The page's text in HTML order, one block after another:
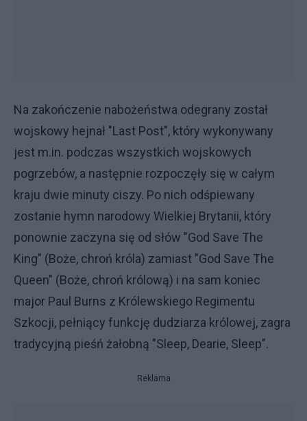
Na zakończenie nabożeństwa odegrany został
wojskowy hejnał "Last Post", który wykonywany
jest m.in. podczas wszystkich wojskowych
pogrzebów, a następnie rozpoczęły się w całym
kraju dwie minuty ciszy. Po nich odśpiewany
zostanie hymn narodowy Wielkiej Brytanii, który
ponownie zaczyna się od słów "God Save The
King" (Boże, chroń króla) zamiast "God Save The
Queen" (Boże, chroń królową) i na sam koniec
major Paul Burns z Królewskiego Regimentu
Szkocji, pełniący funkcję dudziarza królowej, zagra
tradycyjną pieśń żałobną "Sleep, Dearie, Sleep".
Reklama